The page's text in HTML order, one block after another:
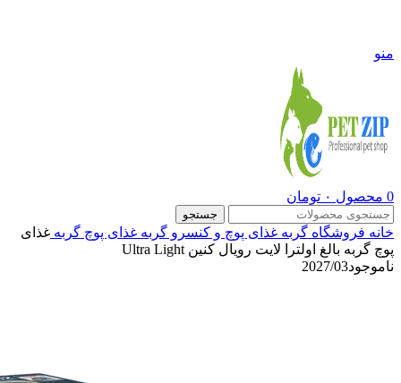
منو
0 محصول ۰ تومان
جستجو
خانه فروشگاه گربه غذای پوچ و کنسرو گربه غذای پوچ گربه غذای
پوچ گربه بالغ اولترا لایت رویال کنین Ultra Light
ناموجود2027/03